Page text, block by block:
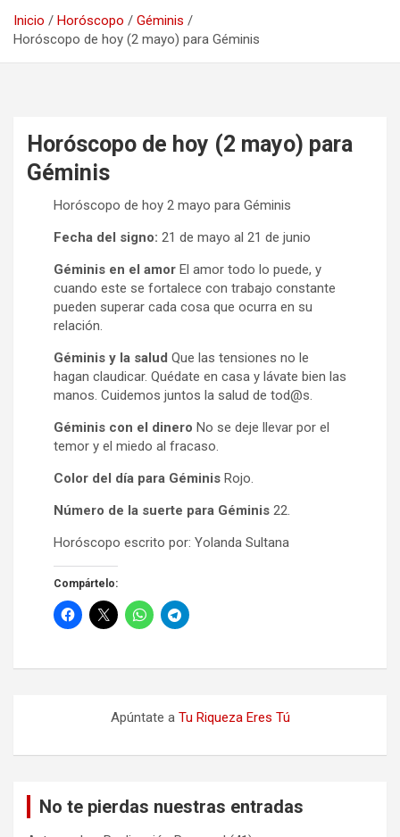
Inicio Horóscopo
Géminis
Horóscopo de hoy (2 mayo) para Géminis
Horóscopo de hoy (2 mayo) para
Géminis
Horóscopo de hoy 2 mayo para Géminis
Fecha del signo: 21 de mayo al 21 de junio
Géminis en el amor El amor todo lo puede, y
cuando este se fortalece con trabajo constante
pueden superar cada cosa que ocurra en su
relación.
Géminis y la salud Que las tensiones no le
hagan claudicar. Quédate en casa y lávate bien las
manos. Cuidemos juntos la salud de tod@s.
Géminis con el dinero No se deje llevar por el
temor y el miedo al fracaso.
Color del día para Géminis Rojo.
Número de la suerte para Géminis 22.
Horóscopo escrito por: Yolanda Sultana
Compártelo:
Apúntate a Tu Riqueza Eres Tú
No te pierdas nuestras entradas